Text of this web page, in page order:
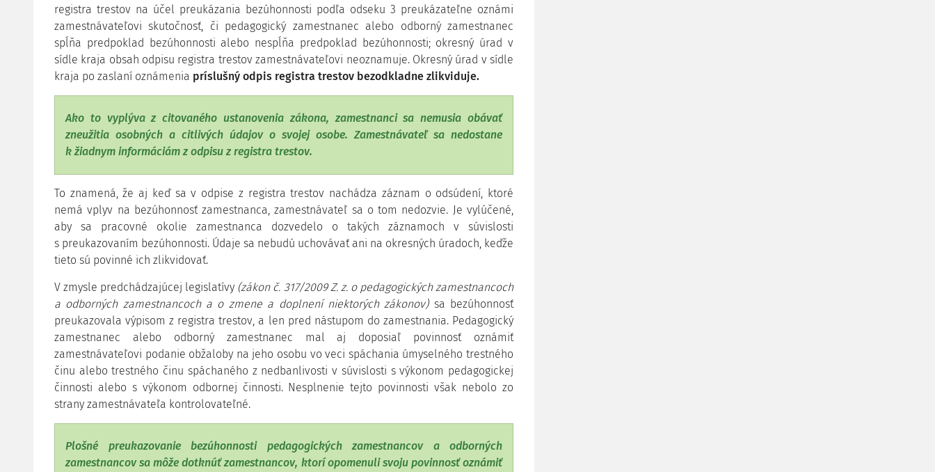
registra trestov na účel preukázania bezúhonnosti podľa odseku 3 preukázateľne oznámi
zamestnávateľovi skutočnosť, či pedagogický zamestnanec alebo odborný zamestnanec
spĺňa predpoklad bezúhonnosti alebo nespĺňa predpoklad bezúhonnosti; okresný úrad v
sídle kraja obsah odpisu registra trestov zamestnávateľovi neoznamuje. Okresný úrad v sídle
kraja po zaslaní oznámenia príslušný odpis registra trestov bezodkladne zlikviduje.
Ako to vyplýva z citovaného ustanovenia zákona, zamestnanci sa nemusia obávať
zneužitia osobných a citlivých údajov o svojej osobe. Zamestnávateľ sa nedostane
k žiadnym informáciám z odpisu z registra trestov.
To znamená, že aj keď sa v odpise z registra trestov nachádza záznam o odsúdení, ktoré
nemá vplyv na bezúhonnosť zamestnanca, zamestnávateľ sa o tom nedozvie. Je vylúčené,
aby sa pracovné okolie zamestnanca dozvedelo o takých záznamoch v súvislosti
s preukazovaním bezúhonnosti. Údaje sa nebudú uchovávať ani na okresných úradoch, keďže
tieto sú povinné ich zlikvidovať.
V zmysle predchádzajúcej legislatívy (zákon č. 317/2009 Z. z. o pedagogických zamestnancoch
a odborných zamestnancoch a o zmene a doplnení niektorých zákonov)sa bezúhonnosť
preukazovala výpisom z registra trestov, a len pred nástupom do zamestnania. Pedagogický
zamestnanec alebo odborný zamestnanec mal aj doposiaľ povinnosť oznámiť
zamestnávateľovi podanie obžaloby na jeho osobu vo veci spáchania úmyselného trestného
činu alebo trestného činu spáchaného z nedbanlivosti v súvislosti s výkonom pedagogickej
činnosti alebo s výkonom odbornej činnosti. Nesplnenie tejto povinnosti však nebolo zo
strany zamestnávateľa kontrolovateľné.
Plošné preukazovanie bezúhonnosti pedagogických zamestnancov a odborných
zamestnancov sa môže dotknúť zamestnancov, ktorí opomenuli svoju povinnosť oznámiť